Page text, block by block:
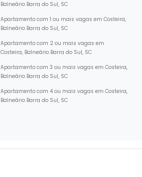
Balneário Barra do Sul, SC
Apartamento com 1 ou mais vagas em Costeira,
Balneário Barra do Sul, SC
Apartamento com 2 ou mais vagas em
Costeira, Balneário Barra do Sul, SC
Apartamento com 3 ou mais vagas em Costeira,
Balneário Barra do Sul, SC
Apartamento com 4 ou mais vagas em Costeira,
Balneário Barra do Sul, SC